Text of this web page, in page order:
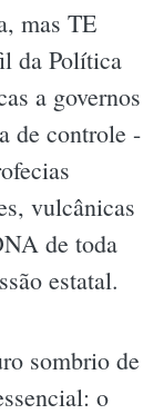
mas TE
da Política
a governos
de controle -
vulcânicas
de toda
estatal.
sombrio de
o